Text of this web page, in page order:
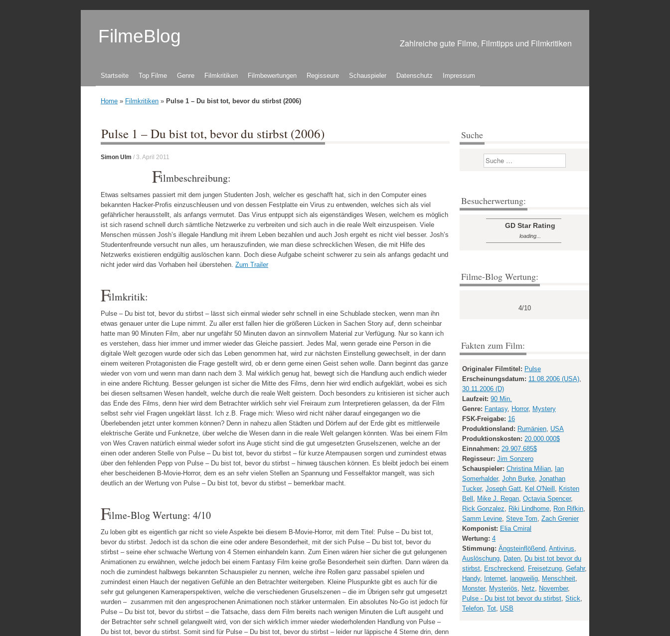
FilmeBlog Zahlreiche gute Filme, Filmtipps und Filmkritiken
Zum Inhalt springen
Startseite Top Filme Genre Filmkritiken Filmbewertungen Regisseure Schauspieler Datenschutz Impressum
Home » Filmkritiken » Pulse 1 – Du bist tot, bevor du stirbst (2006)
Pulse 1 – Du bist tot, bevor du stirbst (2006)
Simon Ulm / 3. April 2011
Filmbeschreibung:
Etwas seltsames passiert mit dem jungen Studenten Josh, welcher es geschafft hat, sich in den Computer eines
bekannten Hacker-Profis einzuschleusen und von dessen Festplatte ein Virus zu entwenden, welches sich als viel
gefährlicher herausstellt, als anfangs vermutet. Das Virus entpuppt sich als eigenständiges Wesen, welchem es möglich
ist sich rasend schnell durch sämtliche Netzwerke zu verbreiten und sich auch in die reale Welt einzuspeisen. Viele
Menschen müssen Josh’s illegale Handlung mit ihrem Leben bezahlen und auch Josh ergeht es nicht viel besser. Josh’s
Studentenfreunde versucht nun alles, um herauszufinden, wie man diese schrecklichen Wesen, die mit Hilfe des
Netzwerks existieren endgültig auslöschen kann. Doch diese Aufgabe scheint schwerer zu sein als anfangs gedacht und
nicht jeder wird das Vorhaben heil überstehen. Zum Trailer
Filmkritik:
Pulse – Du bist tot, bevor du stirbst – lässt sich einmal wieder sehr schnell in eine Schublade stecken, wenn man ihn
etwas genauer unter die Lupe nimmt. Zu aller erst fallen hier die größeren Lücken in Sachen Story auf, denn scheinbar
hatte man 90 Minuten Film, aber nur ungefähr 50 Minuten davon an sinnvollem Material zur Verfügung. Nur so kann ich
es verstehen, dass hier immer und immer wieder das Gleiche passiert. Jedes Mal, wenn gerade eine Person in die
digitale Welt gezogen wurde oder sich das Leben genommen hat, wird zur nächsten Einstellung gewechselt, in der dann
einem weiteren Protagonisten die Frage gestellt wird, ob er denn gerne einen Geist sehen wolle. Dann beginnt das ganze
wieder von vorn und wenn man dann nach dem 3. Mal wirklich genug hat, bewegt sich die Handlung auch endlich wieder
in eine andere Richtung. Besser gelungen ist sicher die Mitte des Films, denn hier wird endlich aufgeklärt, wobei es sich
bei diesen seltsamen Wesen handelt, welche durch die reale Welt geistern. Doch besonders zu kritisieren ist sicher auch
das Ende des Films, denn hier wird dem Betrachter wirklich sehr viel Freiraum zum Interpretieren gelassen, da der Film
selbst sehr viel Fragen ungeklärt lässt. Ich z.B. Frage mich: Wieso wird nicht näher darauf eingegangen wo die
Überlebenden jetzt unter kommen können? Denn in nahezu allen Städten und Dörfern auf der Erde gibt es mittlerweile
elektrische Geräte und Funknetze, über welche die Wesen dann in die reale Welt gelangen könnten. Was bei einem Film
von Wes Craven natürlich einmal wieder sofort ins Auge sticht sind die gut umgesetzten Gruselszenen, welche an der
einen oder anderen Stelle von Pulse – Du bist tot, bevor du stirbst – für kurze Atempausen sorgen und zumindest etwas
über den fehlenden Pepp von Pulse – Du bist tot, bevor du stirbst – hinweg täuschen können. Es bleibt jedoch bei einem
eher bescheidenen B-Movie-Horror, dem es an sehr vielen Stellen an Spannung und Fesselfaktor mangelt, was sich
deutlich an der Wertung von Pulse – Du bist tot, bevor du stirbst – bemerkbar macht.
Filme-Blog Wertung: 4/10
Zu loben gibt es eigentlich gar nicht so viele Aspekte bei diesem B-Movie-Horror, mit dem Titel: Pulse – Du bist tot,
bevor du stirbst. Jedoch ist da schon die eine oder andere Besonderheit, mit der sich Pulse – Du bist tot, bevor du
stirbst – seine eher schwache Wertung von 4 Sternen einhandeln kann. Zum Einen wären hier sicher die gut gelungenen
Animationen zu erwähnen, welche jedoch bei einem Fantasy Film keine große Besonderheit sein dürften. Dann wären da
noch die zumindest halbwegs bekannten Schauspieler zu nennen, welche ihre Rollen ganz passabel spielen und
zumindest einen Hauch der negativen Gefühle an den Betrachter weitergeben. Kleine Pluspunkte gibt es auch für die
sehr gut gelungenen Kameraperspektiven, welche die verschiedenen Gruselszenen – die im Übrigen sehr gut umgesetzt
wurden – zusammen mit den angesprochenen Animationen noch stärker untermalen. Ein absolutes No-Go ist jedoch für
Pulse – Du bist tot, bevor du stirbst – die Tatsache, dass dem Film bereits nach wenigen Minuten die Luft ausgeht und
der Betrachter sehr schnell gelangweilt wird, von der sich wirklich immer wieder wiederholenden Handlung von Pulse –
Du bist tot, bevor du stirbst. Somit sind für Pulse – Du bist tot, bevor du stirbst – leider nur läppische 4 Sterne drin, denn
Suche
Suchen
Besucherwertung:
GD Star Rating
loading...
Filme-Blog Wertung:
4/10
Fakten zum Film:
Originaler Filmtitel: Pulse
Erscheinungsdatum: 11.08.2006 (USA),
30.11.2006 (D)
Laufzeit: 90 Min.
Genre: Fantasy, Horror, Mystery
FSK-Freigabe: 16
Produktionsland: Rumänien, USA
Produktionskosten: 20.000.000$
Einnahmen: 29.907.685$
Regisseur: Jim Sonzero
Schauspieler: Christina Milian, Ian
Somerhalder, John Burke, Jonathan
Tucker, Joseph Gatt, Kel O'Neill , Kristen
Bell , Mike J. Regan, Octavia Spencer,
Rick Gonzalez, Riki Lindhome, Ron Rifkin,
Samm Levine, Steve Tom, Zach Grenier
Komponist: Elia Cmiral
Wertung: 4
Stimmung: Ängsteinflößend, Antivirus,
Auslöschung, Daten, Du bist tot bevor du
stirbst, Erschreckend, Freisetzung, Gefahr,
Handy, Internet, langweilig, Menschheit,
Monster, Mysteriös, Netz, November,
Pulse - Du bist tot bevor du stirbst, Stick,
Telefon, Tot, USB